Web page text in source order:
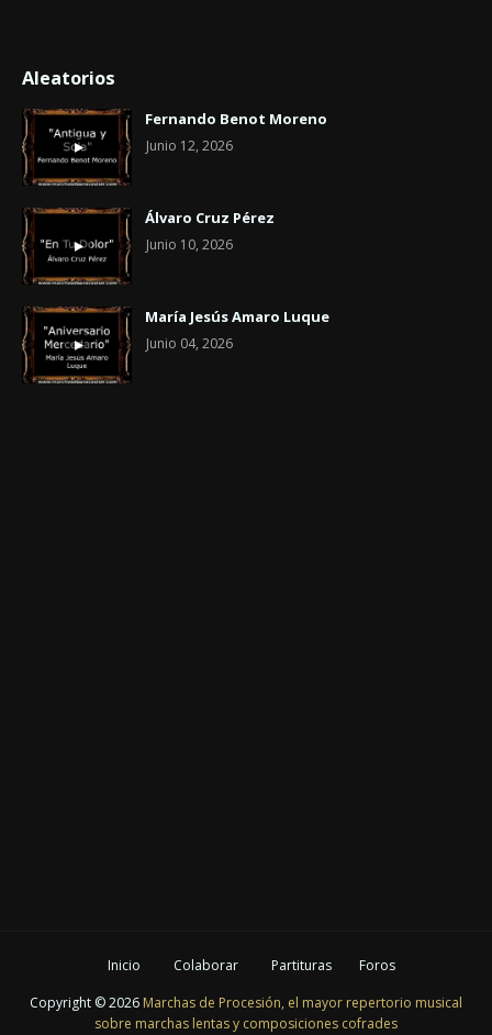
Aleatorios
Fernando Benot Moreno
Junio 12, 2026
Álvaro Cruz Pérez
Junio 10, 2026
María Jesús Amaro Luque
Junio 04, 2026
Inicio Colaborar Partituras
Foros
Copyright ©2026 Marchas de Procesión, el mayor repertorio musical
sobre marchas lentas y composiciones cofrades